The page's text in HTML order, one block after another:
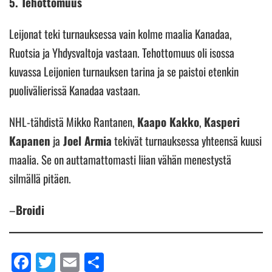
Leijonat teki turnauksessa vain kolme maalia Kanadaa,
Ruotsia ja Yhdysvaltoja vastaan. Tehottomuus oli isossa
kuvassa Leijonien turnauksen tarina ja se paistoi etenkin
puolivälierissä Kanadaa vastaan.
NHL-tähdistä Mikko Rantanen, Kaapo Kakko, Kasperi
Kapanen ja Joel Armiatekivät turnauksessa yhteensä kuusi
maalia. Se on auttamattomasti liian vähän menestystä
silmällä pitäen.
–Broidi
Facebook
Twitter
Email